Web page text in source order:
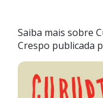
Saiba mais sobre
Crespo publicada